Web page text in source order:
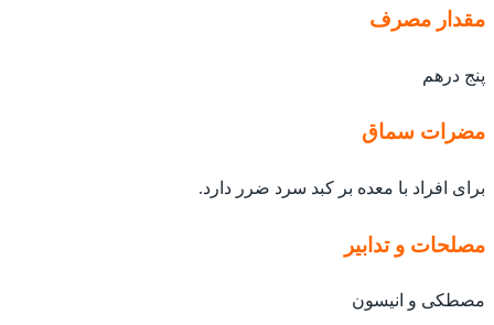
مقدار مصرف
پنج درهم
مضرات سماق
برای افراد با معده بر کبد سرد ضرر دارد.
مصلحات و تدابیر
مصطکی و انیسون